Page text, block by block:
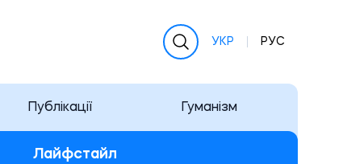
УКР РУС
Публікації Гуманізм
Лайфстайл